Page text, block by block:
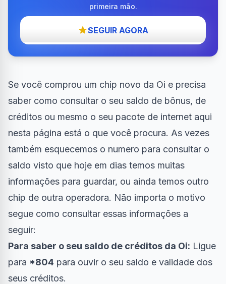
primeira mão.
SEGUIR AGORA
Se você comprou um chip novo da Oi e precisa
saber como consultar o seu saldo de bônus, de
créditos ou mesmo o seu pacote de internet aqui
nesta página está o que você procura. As vezes
também esquecemos o numero para consultar o
saldo visto que hoje em dias temos muitas
informações para guardar, ou ainda temos outro
chip de outra operadora. Não importa o motivo
segue como consultar essas informações a
seguir:
Para saber o seu saldo de créditos da Oi: Ligue
para *804 para ouvir o seu saldo e validade dos
seus créditos.